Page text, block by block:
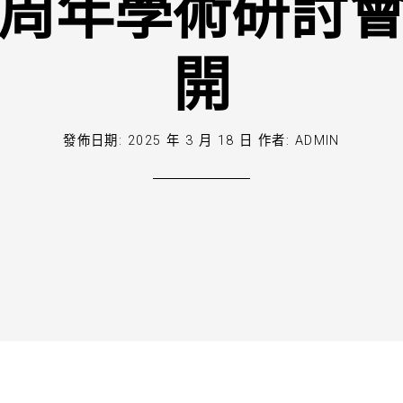
開
發佈日期: 2025 年 3 月 18 日 作者: ADMIN